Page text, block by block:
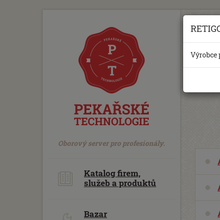
Oborový server pro profesionály.
Katalog firem,
služeb a produktů
Bazar
Výrobce